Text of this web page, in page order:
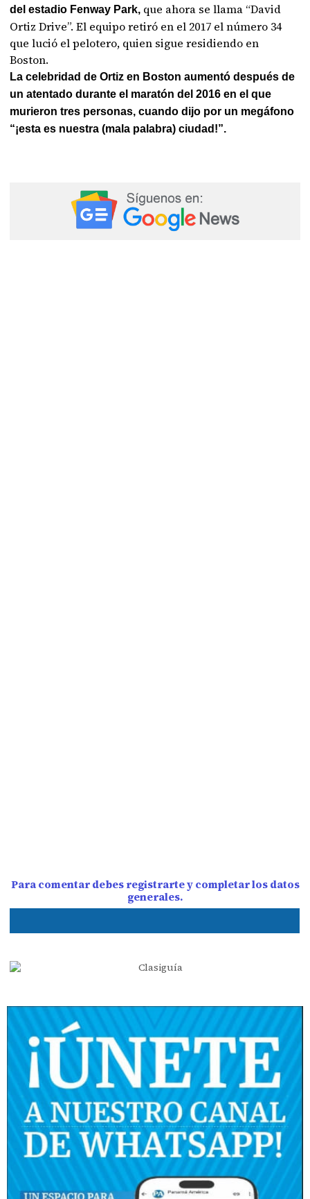
del estadio Fenway Park, que ahora se llama “David
Ortiz Drive”. El equipo retiró en el 2017 el número 34
que lució el pelotero, quien sigue residiendo en
Boston.
La celebridad de Ortiz en Boston aumentó después de
un atentado durante el maratón del 2016 en el que
murieron tres personas, cuando dijo por un megáfono
“¡esta es nuestra (mala palabra) ciudad!”.
Para comentar debes registrarte y completar los datos
generales.